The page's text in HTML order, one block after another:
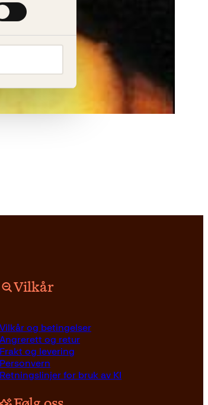
Vilkår
Vilkår og betingelser
Angrerett og retur
Frakt og levering
Personvern
Retningslinjer for bruk av KI